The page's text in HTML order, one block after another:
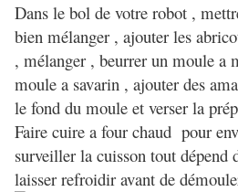
Dans le bol de votre robot ,
bien mélanger , ajouter les
, mélanger , beurrer un moule a
moule a savarin , ajouter des
le fond du moule et verser la
Faire cuire a four chaud pour
surveiller la cuisson tout dépend
laisser refroidir avant de